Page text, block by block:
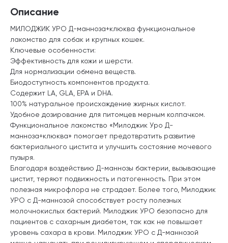
Описание
МИЛОДЖИК УРО Д-манноза+клюква функциональное
лакомство для собак и крупных кошек.
Ключевые особенности:
Эффективность для кожи и шерсти.
Для нормализации обмена веществ.
Биодоступность компонентов продукта.
Содержит LA, GLA, EPA и DHA.
100% натуральное происхождение жирных кислот.
Удобное дозирование для питомцев мерным колпачком.
Функциональное лакомство «Милоджик Уро Д-
манноза+клюква» помогает предотвратить развитие
бактериального цистита и улучшить состояние мочевого
пузыря.
Благодаря воздействию Д-маннозы бактерии, вызывающие
цистит, теряют подвижность и патогенность. При этом
полезная микрофлора не страдает. Более того, Милоджик
УРО с Д-маннозой способствует росту полезных
молочнокислых бактерий. Милоджик УРО безопасно для
пациентов с сахарным диабетом, так как не повышает
уровень сахара в крови. Милоджик УРО с Д-маннозой